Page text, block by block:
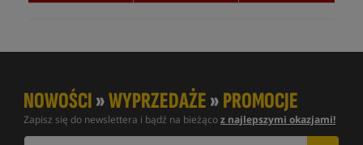
NOWOŚCI»WYPRZEDAŻE»PROMOCJE
Zapisz się do newslettera i bądź na bieżącoz najlepszymi okazjami!